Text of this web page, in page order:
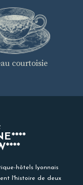
courtoisie
hôtels lyonnais
l'histoire de deux